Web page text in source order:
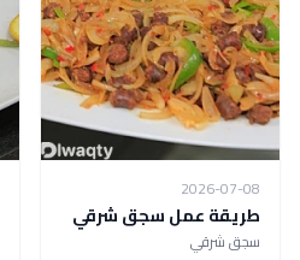
2026-07-08
طريقة عمل سجق شرقي
سجق شرقي